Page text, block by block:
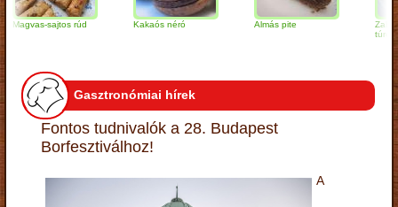
sajtos rúd Kakaós néró Almás pite
Zabpelyhes
túrógombóc
Gasztronómiai hírek
Fontos tudnivalók a 28. Budapest
Borfesztiválhoz!
A